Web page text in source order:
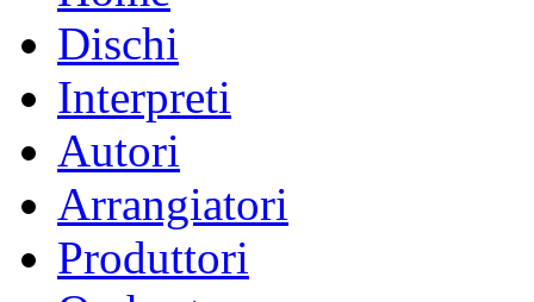
Dischi
Interpreti
Autori
Arrangiatori
Produttori